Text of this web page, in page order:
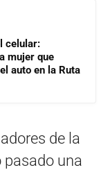
celular:
mujer que
auto en la Ruta
de la
pasado una